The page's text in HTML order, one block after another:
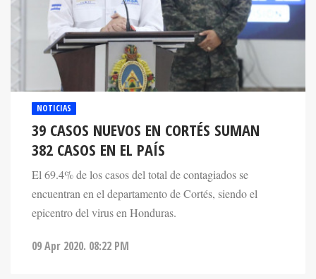
NOTICIAS
39 CASOS NUEVOS EN CORTÉS SUMAN
382 CASOS EN EL PAÍS
El 69.4% de los casos del total de contagiados se
encuentran en el departamento de Cortés, siendo el
epicentro del virus en Honduras.
09 Apr 2020. 08:22 PM